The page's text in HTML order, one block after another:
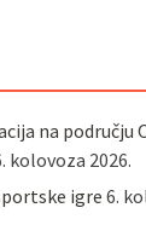
na području
kolovoza 2026.
igre6.